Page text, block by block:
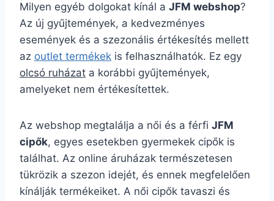
Milyen egyéb dolgokat kínál a JFM webshop?
Az új gyűjtemények, a kedvezményes
események és a szezonális értékesítés mellett
az outlet termékek is felhasználhatók. Ez egy
olcsó ruházat a korábbi gyűjtemények,
amelyeket nem értékesítettek.
Az webshop megtalálja a női és a férfi JFM
cipők, egyes esetekben gyermekek cipők is
találhat. Az online áruházak természetesen
tükrözik a szezon idejét, és ennek megfelelően
kínálják termékeiket. A női cipők tavaszi és